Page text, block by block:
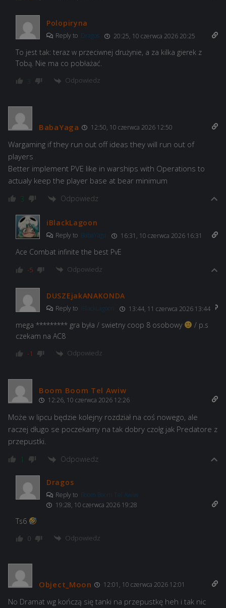
Polopiryna
Reply to Dragos 20:25, 10 czerwca 2026 20:25
To jest tak: teraz w przeciwnej drużynie, a za kilka gierek z
Tobą. Nie ma co pobłażać.
3 Odpowiedz
BabaYaga 12:50, 10 czerwca 2026 12:50
Wargaming if they run out off ideas they will run out of
players
Better implement PVE like in warships with Operations to
actualy keep the player base at bear minimum
3 Odpowiedz
iBlackLagoon
Reply to BabaYaga 16:31, 10 czerwca 2026 16:31
Ace Combat infinite the best PvE
-5 Odpowiedz
DUSZEjakANAKONDA
Reply to iBlackLagoon 13:44, 11 czerwca 2026 13:44
mega ********* gra była / swietny coop 8 osobowy
/ p.s
czekam na AC8
-1 Odpowiedz
Boom Boom Tel Awiw
12:26, 10 czerwca 2026 12:26
Może w lipcu będzie kolejny rozdział na coś nowego, ale
raczej długo se poczekamy na tak dobry czołg jak Predatore z
przepustki.
1 Odpowiedz
Dragos
Reply to Boom Boom Tel Awiw
19:28, 10 czerwca 2026 19:28
Ts6
0 Odpowiedz
Object_Moon 12:01, 10 czerwca 2026 12:01
No Dramat wg kończą się tanki na przepustkę heh i tak nic